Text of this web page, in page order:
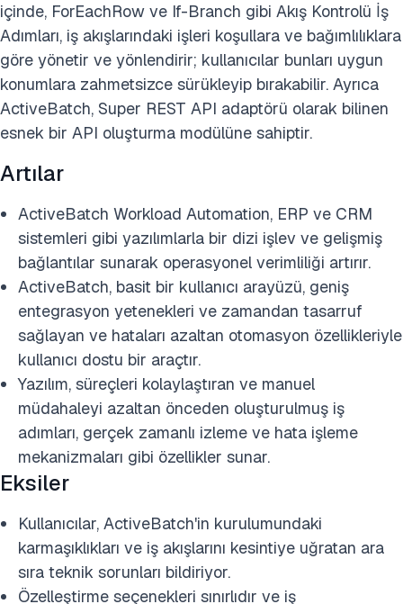
içinde, ForEachRow ve If-Branch gibi Akış Kontrolü İş
Adımları, iş akışlarındaki işleri koşullara ve bağımlılıklara
göre yönetir ve yönlendirir; kullanıcılar bunları uygun
konumlara zahmetsizce sürükleyip bırakabilir. Ayrıca
ActiveBatch, Super REST API adaptörü olarak bilinen
esnek bir API oluşturma modülüne sahiptir.
Artılar
ActiveBatch Workload Automation, ERP ve CRM
sistemleri gibi yazılımlarla bir dizi işlev ve gelişmiş
bağlantılar sunarak operasyonel verimliliği artırır.
ActiveBatch, basit bir kullanıcı arayüzü, geniş
entegrasyon yetenekleri ve zamandan tasarruf
sağlayan ve hataları azaltan otomasyon özellikleriyle
kullanıcı dostu bir araçtır.
Yazılım, süreçleri kolaylaştıran ve manuel
müdahaleyi azaltan önceden oluşturulmuş iş
adımları, gerçek zamanlı izleme ve hata işleme
mekanizmaları gibi özellikler sunar.
Eksiler
Kullanıcılar, ActiveBatch'in kurulumundaki
karmaşıklıkları ve iş akışlarını kesintiye uğratan ara
sıra teknik sorunları bildiriyor.
Özelleştirme seçenekleri sınırlıdır ve iş